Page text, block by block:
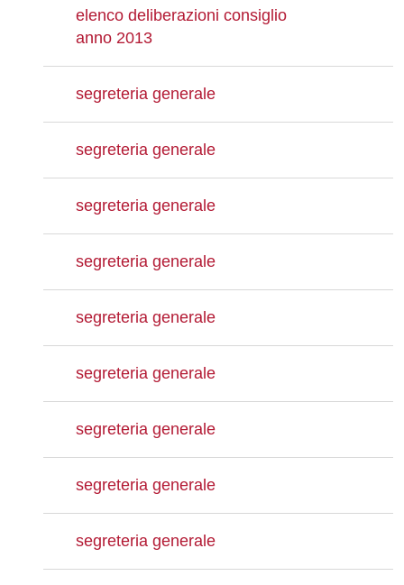
elenco deliberazioni consiglio
anno 2013
segreteria generale
segreteria generale
segreteria generale
segreteria generale
segreteria generale
segreteria generale
segreteria generale
segreteria generale
segreteria generale